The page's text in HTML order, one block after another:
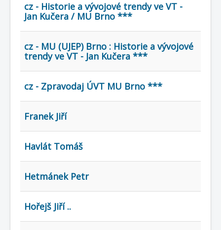
COBOL
O nás
Úvod Mapa stránek (štítky)
cz - Historie a vývojové trendy ve VT -
Jan Kučera / MU Brno ***
cz - MU (UJEP) Brno : Historie a vývojové
trendy ve VT - Jan Kučera ***
cz - Zpravodaj ÚVT MU Brno ***
Franek Jiří
Havlát Tomáš
Hetmánek Petr
Hořejš Jiří ..